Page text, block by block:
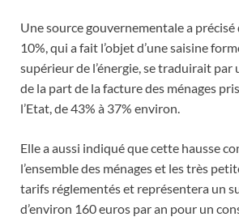
Une source gouvernementale a précisé
10%, qui a fait l’objet d’une saisine
supérieur de l’énergie, se traduirait par
de la part de la facture des ménages
l’Etat, de 43% à 37% environ.
Elle a aussi indiqué que cette hausse
l’ensemble des ménages et les très
tarifs réglementés et représentera un
d’environ 160 euros par an pour un